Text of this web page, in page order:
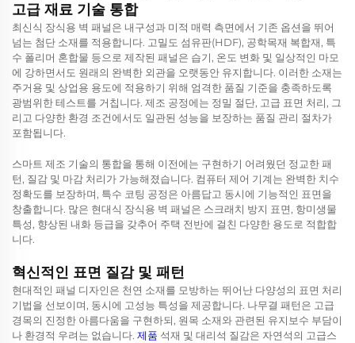
고급 재료 기술 통합
최신식 장식용 벽 패널은 내구성과 미적 매력 측면에서 기존 옵션을 뛰어
넘는 첨단 소재를 적용합니다. 고밀도 섬유판(HDF), 공학목재 복합재, 특
수 폴리머 혼합물 등으로 제작된 패널은 습기, 온도 변화 및 일상적인 마모
에 강하면서도 원래의 완벽한 외관을 오랫동안 유지합니다. 이러한 소재는
주거용 및 상업용 용도에 적용하기 위해 엄격한 품질 기준을 충족하도록
광범위한 테스트를 거칩니다. 제조 공정에는 정밀 절단, 고급 표면 처리, 그
리고 다양한 환경 조건에서도 일관된 성능을 보장하는 품질 관리 절차가
포함됩니다.
스마트 제조 기술의 통합을 통해 이전에는 구현하기 어려웠던 정교한 패
턴, 질감 및 마감 처리가 가능해졌습니다. 컴퓨터 제어 기계는 완벽한 치수
정확도를 보장하며, 특수 코팅 공정은 아름답고 동시에 기능적인 표면을
창출합니다. 많은 현대식 장식용 벽 패널은 스크래치 방지 표면, 항미생물
특성, 향상된 내화 등급을 갖추어 주택 전반에 걸친 다양한 용도로 적합합
니다.
혁신적인 표면 질감 및 패턴
현대적인 패널 디자인은 천연 소재를 모방하는 뛰어난 다양성의 표면 처리
기법을 선보이며, 동시에 고성능 특성을 제공합니다. 나무결 패턴은 고급
경목의 진정한 아름다움을 구현하되, 원목 소재와 관련된 유지보수 부담이
나 환경적 우려는 없습니다. 제품 석재 및 대리석 질감은 자연석의 고급스